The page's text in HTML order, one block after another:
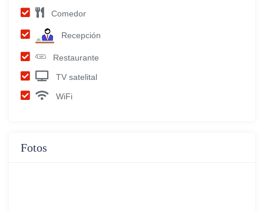
Comedor
Recepción
Restaurante
TV satelital
WiFi
Fotos